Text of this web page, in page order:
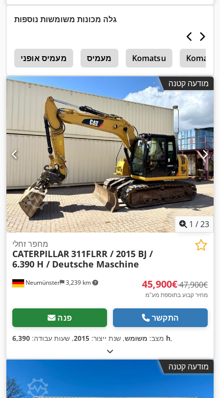
גלה מכונות משומשות נוספות
מעמיס אופני מעמיס Komatsu
מודעה קטנה
1 /23
Neumünster 3,239 km
מחפר זחלי
CATERPILLAR311FLRR / 2015 BJ /
6.390 H / Deutsche Maschine
‏45,900 ‏€ ‏47,900 ‏€
מחיר קבוע בתוספת מע"מ
פנה התקשר
מצב: משומש, שנת ייצור: 2015, שעות עבודה: 6,390 h,
מודעה קטנה